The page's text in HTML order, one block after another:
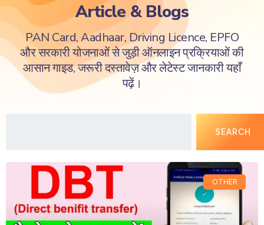
Article & Blogs
PAN Card, Aadhaar, Driving Licence, EPFO
और सरकारी योजनाओं से जुड़ी ऑनलाइन प्रक्रियाओं की
आसान गाइड, जरूरी दस्तावेज़ और लेटेस्ट जानकारी यहाँ
पढ़ें।
SEARCH
OTHER